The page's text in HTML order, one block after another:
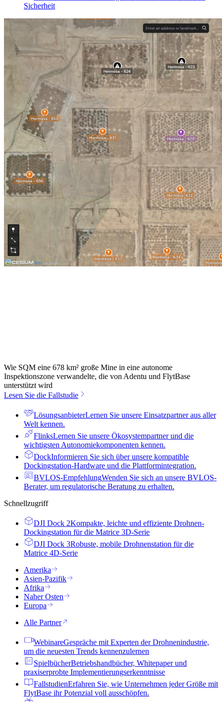
Sicherheit
Wie SQM eine 678 km² große Mine in eine autonome
Inspektionszone verwandelte, die von Adentu und FlytBase
unterstützt wird
Lesen Sie die Fallstudie
LösungsanbieterLernen Sie unsere Einsatzpartner aus aller
Welt kennen.
FlinksLernen Sie unsere Ökosystempartner und die
wichtigsten Autonomiekomponenten kennen.
DockInformieren Sie sich über unsere kompatible
Dockingstation-Hardware und die Plattformintegration.
BVLOS-EmpfehlungWenden Sie sich an unsere BVLOS-
Berater, um regulatorische Beratung zu erhalten.
Schnellzugriff
DJI Dock 2Kompakte, leichte und effiziente Drohnen-
Dockingstation für die Matrice 3D-Serie
DJI Dock 3Robuste, mobile Drohnenstation für die
Matrice 4D-Serie
Amerika
Asien-Pazifik
Afrika
Naher Osten
Europa
Alle Partner
WebinareGespräche mit Experten der Drohnenindustrie,
um die neuesten Trends kennenzulernen
SpielbücherBetriebshandbücher, Whitepaper und
praxiserprobte Implementierungserkenntnisse
FallstudienErfahren Sie, wie Unternehmen jeder Größe mit
FlytBase ihr Potenzial voll ausschöpfen.